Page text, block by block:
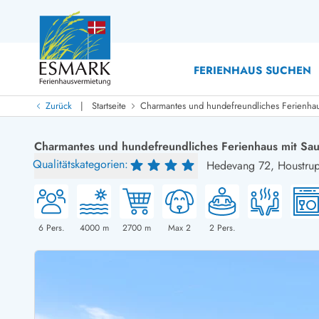
FERIENHAUS SUCHEN
Last Minute
Last Minute
Neu bei uns!
Neue Ferienhäuser bei ESMARKFerienhäuser mit Pool
Neurenovierte Ferienhäuser
Ferienhäuser mit Endreinigung inklusive
Ferienhäuser dicht am Strand
Ferienhäuser neu gebaut
Ferienhäuser mit Aussicht
Zurück | Startseite Charmantes und hundefreundliches
Charmantes und hundefreundliches Ferienhaus mit
Qualitätskategorien:
Hedevang 72,
6Pers. 4000m 2700 m Max 2 2Pers.